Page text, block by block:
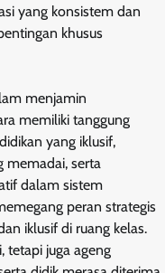
yang konsistem dan
khusus
menjamin
memiliki tanggung
yang iklusif,
memadai, serta
dalam sistem
peran strategis
iklusif di ruang kelas.
tetapi juga ageng